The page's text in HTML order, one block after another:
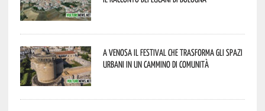
A Venosa il festival che trasforma gli spazi
urbani in un cammino di comunità